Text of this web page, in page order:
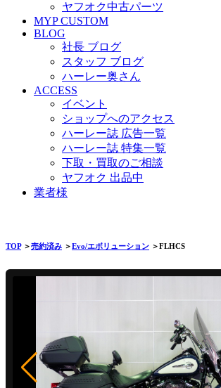
ヤフオク中古パーツ
MYP CUSTOM
BLOG
社長 ブログ
スタッフ ブログ
ハーレー奥さん
ACCESS
イベント
ショップへのアクセス
ハーレー誌 広告一覧
ハーレー誌 特集一覧
下取・買取のご相談
ヤフオク 出品中
業者様
TOP＞売約済み ＞Evo/エボリューション ＞FLHCS